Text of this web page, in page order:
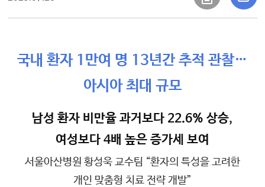
국내 환자 1만여 명 13년간 추적 관찰…
아시아 최대 규모
남성 환자 비만율 과거보다 22.6% 상승,
여성보다 4배 높은 증가세 보여
서울아산병원 황성욱 교수팀 “환자의 특성을 고려한
개인 맞춤형 치료 전략 개발”